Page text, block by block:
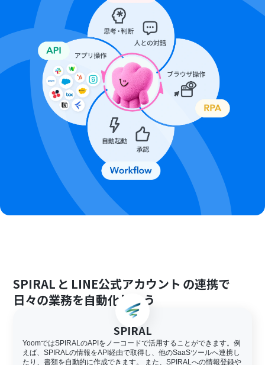
SPIRAL と LINE公式アカウント の連携で
日々の業務を自動化しよう
SPIRAL
YoomではSPIRALのAPIをノーコードで活用することができます。例
えば、SPIRALの情報をAPI経由で取得し、他のSaaSツールへ連携し
たり、書類を自動的に作成できます。 また、SPIRALへの情報登録や